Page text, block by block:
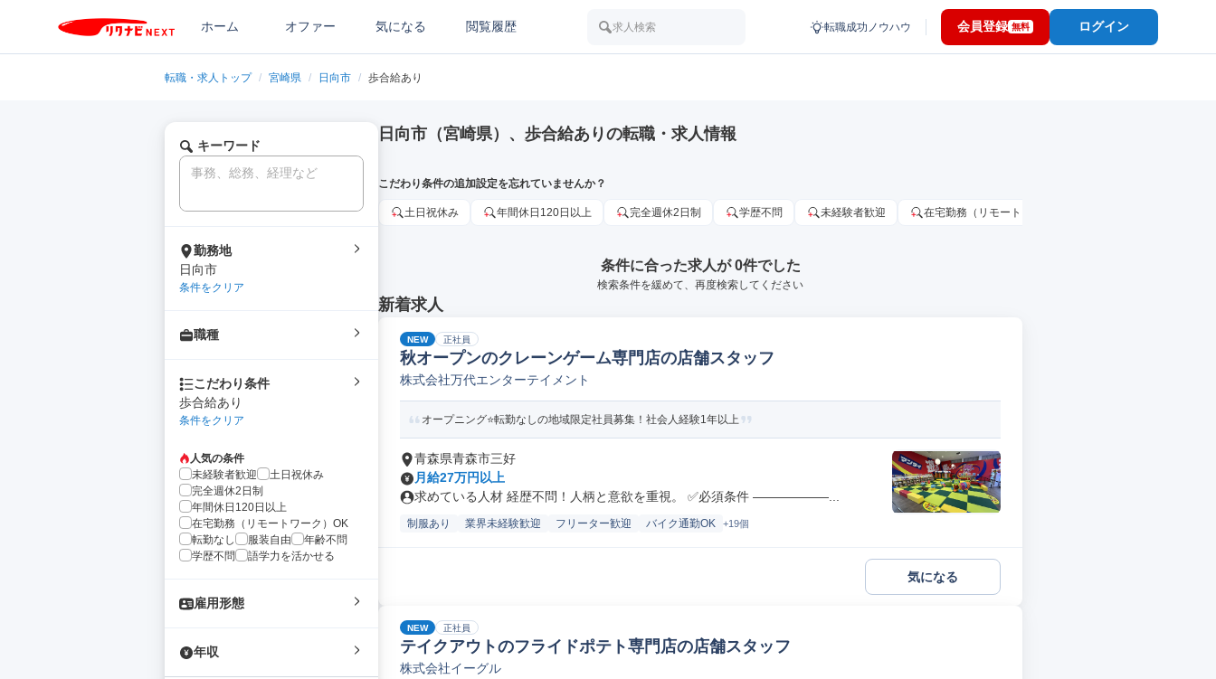
ホーム オファー 気になる 閲覧履歴 求人検索 転職成功ノウハウ 会員登録 無料 ログイン
転職・求人トップ / 宮崎県 / 日向市 / 歩合給あり
キーワード
勤務地
日向市
条件をクリア
職種
こだわり条件
歩合給あり
条件をクリア
人気の条件
未経験者歓迎
土日祝休み
完全週休2日制
年間休日120日以上
在宅勤務（リモートワーク）OK
転勤なし
服装自由
年齢不問
学歴不問
語学力を活かせる
雇用形態
年収
日向市（宮崎県）、歩合給ありの転職・求人情報
こだわり条件の追加設定を忘れていませんか？
土日祝休み 年間休日120日以上 完全週休2日制 学歴不問 未経験者歓迎 在宅勤務（リモートワーク）OK
条件に合った求人が 0件でした
検索条件を緩めて、再度検索してください
新着求人
NEW 正社員
秋オープンのクレーンゲーム専門店の店舗スタッフ
株式会社万代エンターテイメント
オープニング⭐転勤なしの地域限定社員募集！社会人経験1年以上
青森県青森市三好
月給27万円以上
求めている人材 経歴不問！人柄と意欲を重視。 ✅必須条件 ――――――...
制服あり 業界未経験歓迎 フリーター歓迎 バイク通勤OK +19個
気になる
NEW 正社員
テイクアウトのフライドポテト専門店の店舗スタッフ
株式会社イーグル